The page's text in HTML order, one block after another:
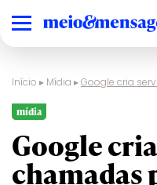
Início ▸ Mídia ▸Google cria
mídia
Google
chamadas